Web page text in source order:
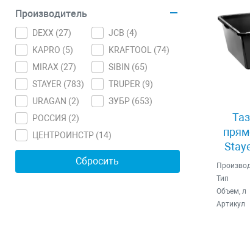
Производитель
DEXX (27) JCB (4)
KAPRO (5) KRAFTOOL (74)
MIRAX (27) SIBIN (65)
STAYER (783) TRUPER (9)
URAGAN (2) ЗУБР (653)
РОССИЯ (2)
ЦЕНТРОИНСТР (14)
Тип
Объем, л
Артикул